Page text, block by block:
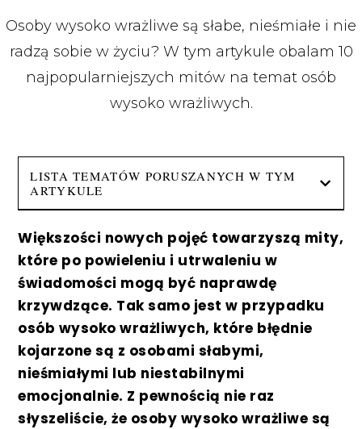
Osoby wysoko wrażliwe są słabe, nieśmiałe i nie
radzą sobie w życiu? W tym artykule obalam 10
najpopularniejszych mitów na temat osób
wysoko wrażliwych.
LISTA TEMATÓW PORUSZANYCH W TYM
ARTYKULE
Większości nowych pojęć towarzyszą mity,
które po powieleniu i utrwaleniu w
świadomości mogą być naprawdę
krzywdzące. Tak samo jest w przypadku
osób wysoko wrażliwych, które błędnie
kojarzone są z osobami słabymi,
nieśmiałymi lub niestabilnymi
emocjonalnie. Z pewnością nie raz
słyszeliście, że osoby wysoko wrażliwe są